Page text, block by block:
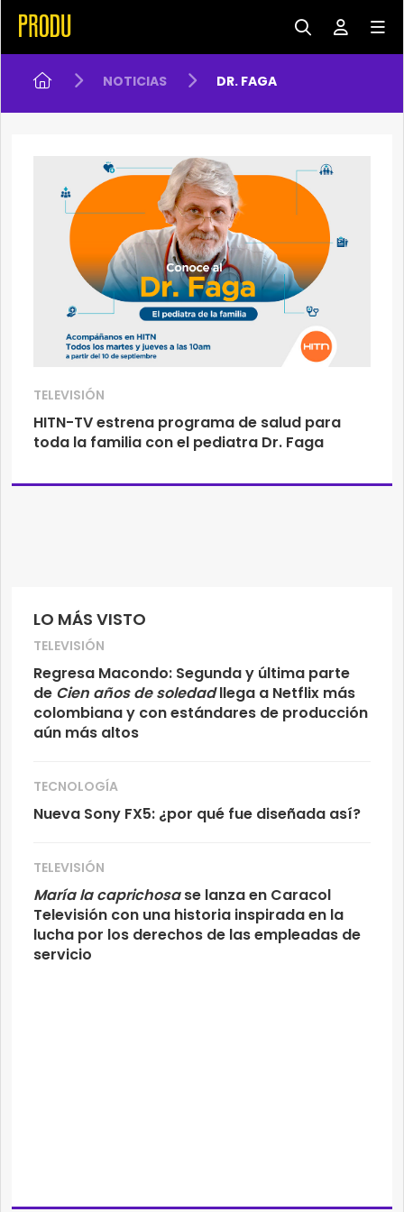
NOTICIAS DR. FAGA
LO MÁS VISTO
TELEVISIÓN
Regresa Macondo: Segunda y última parte
de Cien años de soledadllega a Netflix más
colombiana y con estándares de producción
aún más altos
TECNOLOGÍA
Nueva Sony FX5: ¿por qué fue diseñada así?
TELEVISIÓN
María la caprichosase lanza en Caracol
Televisión con una historia inspirada en la
lucha por los derechos de las empleadas de
servicio
TELEVISIÓN
HITN-TV estrena programa de salud para
toda la familia con el pediatra Dr. Faga